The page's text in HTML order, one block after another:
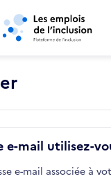
Aller au contenu
e-mail utilisez-
e-mail associée à
pagecookies